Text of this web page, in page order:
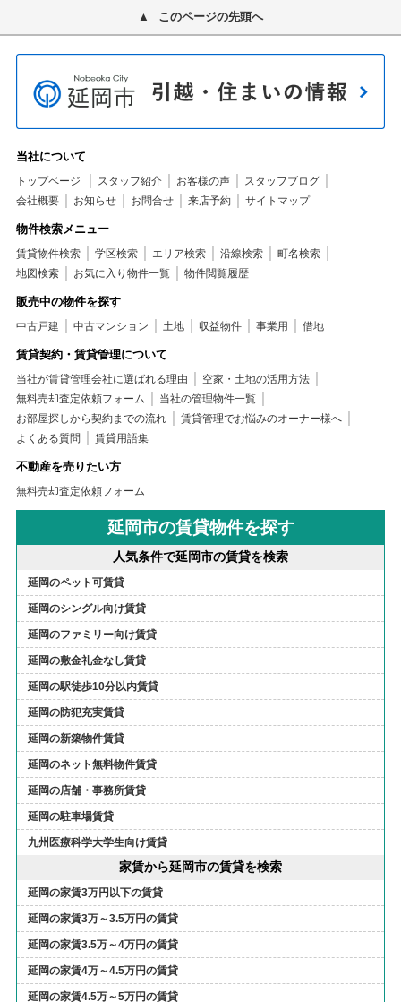
このページの先頭へ
当社について
トップページ スタッフ紹介 お客様の声
スタッフブログ
会社概要
お知らせ お問合せ 来店予約 サイトマップ
物件検索メニュー
賃貸物件検索 学区検索 エリア検索 沿線検索
町名検索
地図検索
お気に入り物件一覧 物件閲覧履歴
販売中の物件を探す
中古戸建 中古マンション 土地 収益物件 事業用 借地
賃貸契約・賃貸管理について
当社が賃貸管理会社に選ばれる理由
空家・土地の活用方法
無料売却査定依頼フォーム
当社の管理物件一覧
お部屋探しから契約までの流れ
賃貸管理でお悩みのオーナー様へ
よくある質問
賃貸用語集
不動産を売りたい方
無料売却査定依頼フォーム
延岡市の賃貸物件を探す
人気条件で延岡市の賃貸を検索
延岡のペット可賃貸
延岡のシングル向け賃貸
延岡のファミリー向け賃貸
延岡の敷金礼金なし賃貸
延岡の駅徒歩10分以内賃貸
延岡の防犯充実賃貸
延岡の新築物件賃貸
延岡のネット無料物件賃貸
延岡の店舗・事務所賃貸
延岡の駐車場賃貸
九州医療科学大学生向け賃貸
家賃から延岡市の賃貸を検索
延岡の家賃3万円以下の賃貸
延岡の家賃3万～3.5万円の賃貸
延岡の家賃3.5万～4万円の賃貸
延岡の家賃4万～4.5万円の賃貸
延岡の家賃4.5万～5万円の賃貸